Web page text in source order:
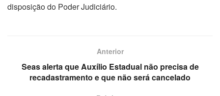
disposição do Poder Judiciário.
Anterior
Seas alerta que Auxílio Estadual não precisa de
recadastramento e que não será cancelado